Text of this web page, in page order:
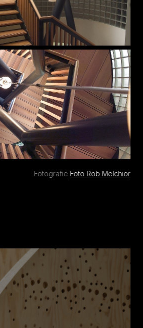
Fotografie Foto Rob Melchior